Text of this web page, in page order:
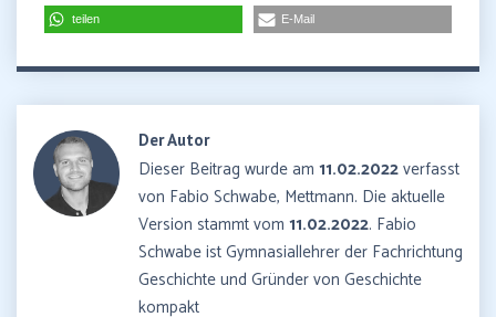
teilen E-Mail
Der Autor
Dieser Beitrag wurde am 11.02.2022verfasst
von Fabio Schwabe, Mettmann. Die aktuelle
Version stammt vom 11.02.2022. Fabio
Schwabe ist Gymnasiallehrer der Fachrichtung
Geschichte und Gründer von Geschichte
kompakt